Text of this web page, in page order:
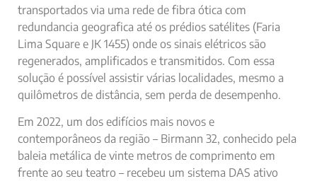
transportados via uma rede de fibra ótica com
redundancia geografica até os prédios satélites (Faria
Lima Square e JK 1455) onde os sinais elétricos são
regenerados, amplificados e transmitidos. Com essa
solução é possível assistir várias localidades, mesmo a
quilômetros de distância, sem perda de desempenho.
Em 2022, um dos edifícios mais novos e
contemporâneos da região – Birmann 32, conhecido pela
baleia metálica de vinte metros de comprimento em
frente ao seu teatro – recebeu um sistema DAS ativo